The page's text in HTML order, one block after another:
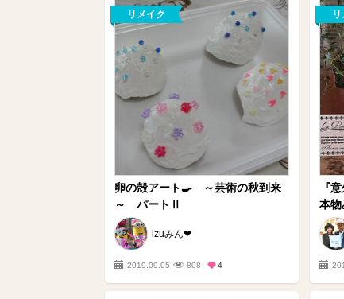
リメイク
卵の殻アート🍳 ～芸術の秋到来
～ パートⅡ
izuみん❤
2019.09.05 808 4
『
本物